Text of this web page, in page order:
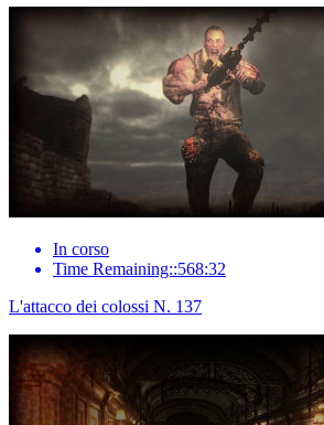
In corso
Time Remaining::568:32
L'attacco dei colossi N. 137